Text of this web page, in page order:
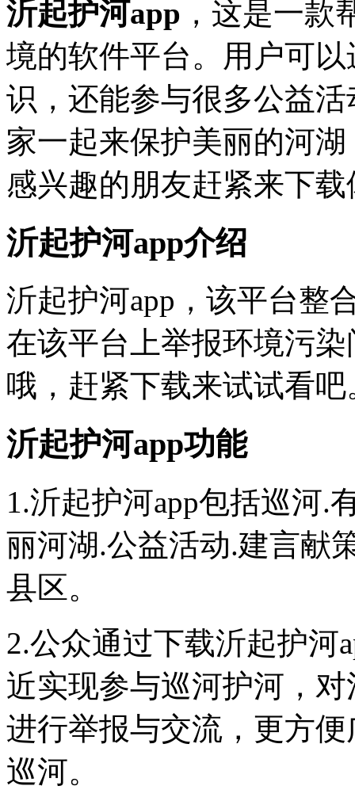
沂起护河app ，这是一款
境的软件平台。用户可
识，还能参与很多公益
家一起来保护美丽的河
感兴趣的朋友赶紧来下
沂起护河app介绍
沂起护河app，该平台整
在该平台上举报环境污
哦，赶紧下载来试试看吧
沂起护河app功能
1.沂起护河app包括巡河.
丽河湖.公益活动.建言献
县区。
2.公众通过下载沂起护河
近实现参与巡河护河，
进行举报与交流，更方
巡河。